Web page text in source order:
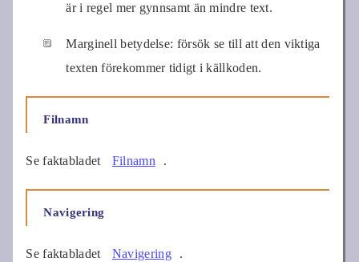
är i regel mer gynnsamt än mindre text.
Marginell betydelse: försök se till att den viktiga
texten förekommer tidigt i källkoden.
Filnamn
Se faktabladet Filnamn .
Navigering
Se faktabladet Navigering .